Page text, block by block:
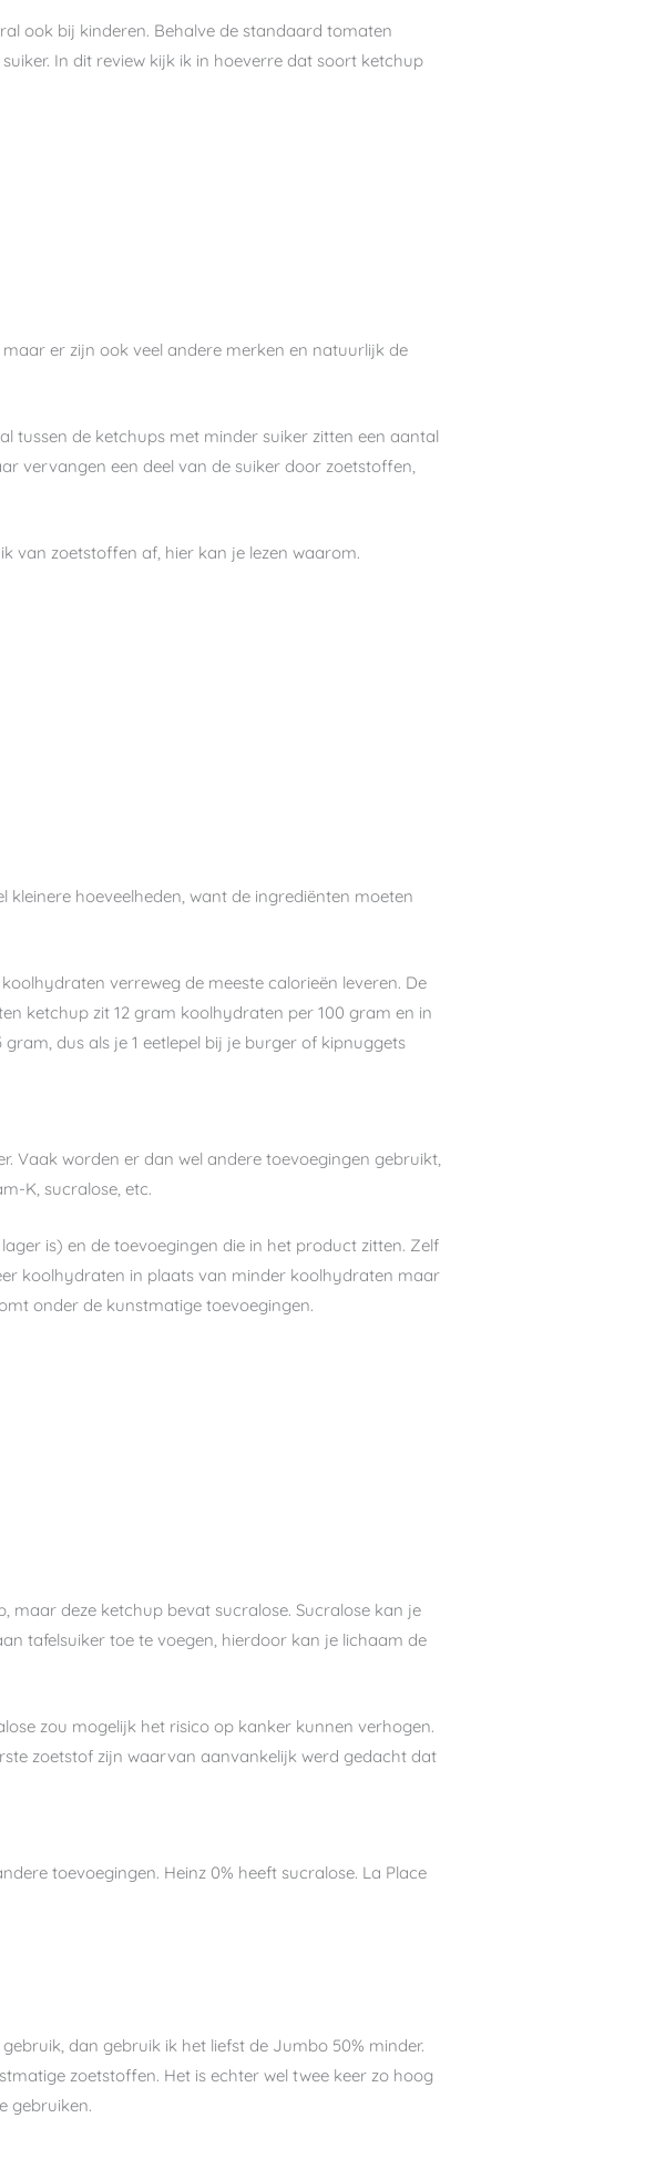
ook bij kinderen. Behalve de standaard tomaten
In dit review kijk ik in hoeverre dat soort ketchup
er zijn ook veel andere merken en natuurlijk de
tussen de ketchups met minder suiker zitten een aantal
vervangen een deel van de suiker door zoetstoffen,
van zoetstoffen af, hier kan je lezen waarom.
hoeveelheden, want de ingrediënten moeten
verreweg de meeste calorieën leveren. De
ketchup zit 12 gram koolhydraten per 100 gram en in
dus als je 1 eetlepel bij je burger of kipnuggets
Vaak worden er dan wel andere toevoegingen gebruikt,
K, sucralose, etc.
is) en de toevoegingen die in het product zitten. Zelf
koolhydraten in plaats van minder koolhydraten maar
onder de kunstmatige toevoegingen.
maar deze ketchup bevat sucralose. Sucralose kan je
tafelsuiker toe te voegen, hierdoor kan je lichaam de
zou mogelijk het risico op kanker kunnen verhogen.
zoetstof zijn waarvan aanvankelijk werd gedacht dat
toevoegingen. Heinz 0% heeft sucralose. La Place
dan gebruik ik het liefst de Jumbo 50% minder.
zoetstoffen. Het is echter wel twee keer zo hoog
gebruiken.